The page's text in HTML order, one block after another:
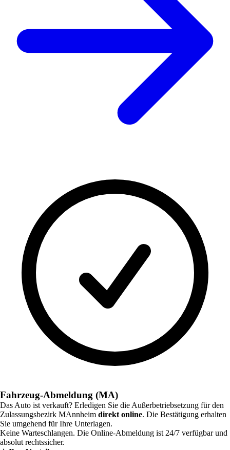
Fahrzeug-Abmeldung (MA)
Das Auto ist verkauft? Erledigen Sie die Außerbetriebsetzung für den
Zulassungsbezirk MAnnheim direkt online. Die Bestätigung erhalten
Sie umgehend für Ihre Unterlagen.
Keine Warteschlangen. Die Online-Abmeldung ist 24/7 verfügbar und
absolut rechtssicher.